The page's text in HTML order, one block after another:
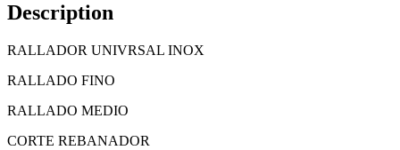
Description
RALLADOR UNIVRSAL INOX
RALLADO FINO
RALLADO MEDIO
CORTE REBANADOR